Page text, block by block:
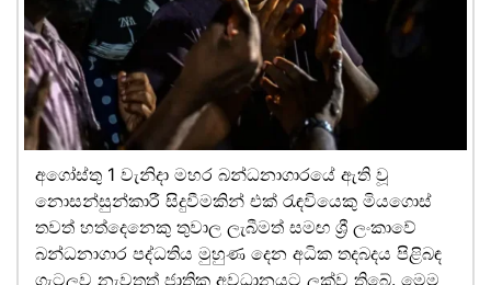
අගෝස්තු 1 වැනිදා මහර බන්ධනාගාරයේ ඇති වූ
නොසන්සුන්කාරී සිදුවීමකින් එක් රැඳවියෙකු මියගොස්
තවත් හත්දෙනෙකු තුවාල ලැබීමත් සමඟ ශ්‍රී ලංකාවේ
බන්ධනාගාර පද්ධතිය මුහුණ දෙන අධික තදබදය පිළිබඳ
ගැටලුව නැවතත් ජාතික අවධානයට ලක්ව තිබේ. මෙම